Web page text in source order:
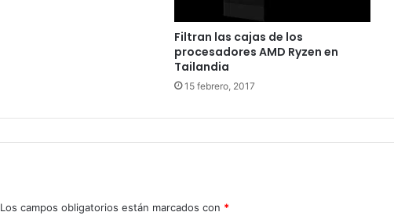
Filtran las cajas de los
procesadores AMD Ryzen en
Tailandia
15 febrero, 2017
Los campos obligatorios están marcados con *